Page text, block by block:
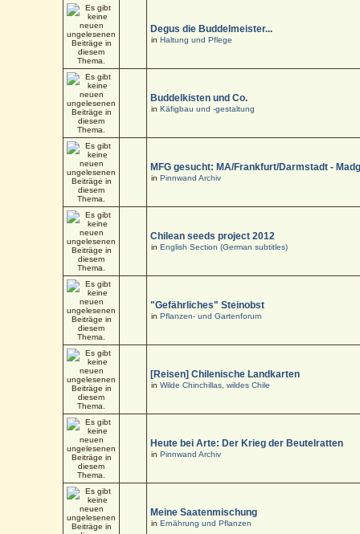
Degus die Buddelmeister...
inHaltung und Pflege
Buddelkisten und Co.
inKäfigbau und -gestaltung
MFG gesucht: MA/Frankfurt/Darmstadt -
inPinnwand Archiv
Chilean seeds project 2012
inEnglish Section (German subtitles)
"Gefährliches" Steinobst
inPflanzen- und Gartenforum
[Reisen] Chilenische Landkarten
inWilde Chinchillas, wildes Chile
Heute bei Arte: Der Krieg der Beutelratten
inPinnwand Archiv
Meine Saatenmischung
inErnährung und Pflanzen